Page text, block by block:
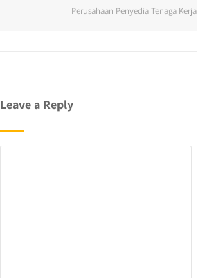
Perusahaan Penyedia Tenaga Kerja
Leave a Reply